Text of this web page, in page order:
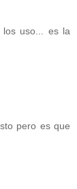
los uso... es la
pero es que